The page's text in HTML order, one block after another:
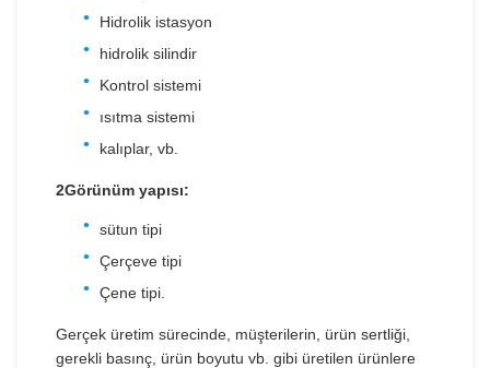
Hidrolik istasyon
hidrolik silindir
Kontrol sistemi
ısıtma sistemi
kalıplar, vb.
2Görünüm yapısı:
sütun tipi
Çerçeve tipi
Çene tipi.
Gerçek üretim sürecinde, müşterilerin, ürün sertliği,
gerekli basınç, ürün boyutu vb. gibi üretilen ürünlere